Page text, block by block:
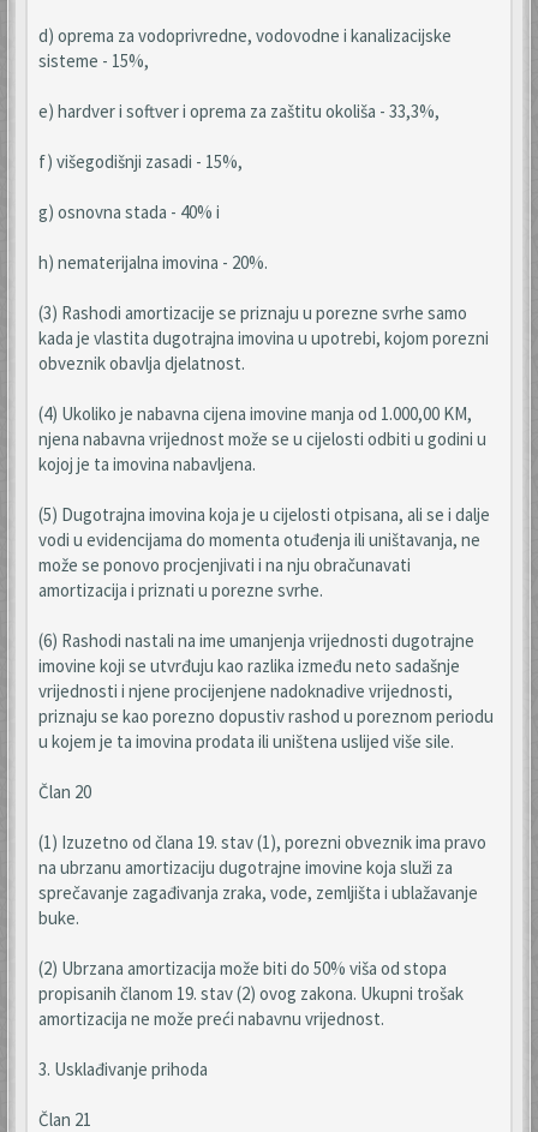
d) oprema za vodoprivredne, vodovodne i kanalizacijske
sisteme - 15%,
e) hardver i softver i oprema za zaštitu okoliša - 33,3%,
f) višegodišnji zasadi - 15%,
g) osnovna stada - 40% i
h) nematerijalna imovina - 20%.
(3) Rashodi amortizacije se priznaju u porezne svrhe samo
kada je vlastita dugotrajna imovina u upotrebi, kojom porezni
obveznik obavlja djelatnost.
(4) Ukoliko je nabavna cijena imovine manja od 1.000,00 KM,
njena nabavna vrijednost može se u cijelosti odbiti u godini u
kojoj je ta imovina nabavljena.
(5) Dugotrajna imovina koja je u cijelosti otpisana, ali se i dalje
vodi u evidencijama do momenta otuđenja ili uništavanja, ne
može se ponovo procjenjivati i na nju obračunavati
amortizacija i priznati u porezne svrhe.
(6) Rashodi nastali na ime umanjenja vrijednosti dugotrajne
imovine koji se utvrđuju kao razlika između neto sadašnje
vrijednosti i njene procijenjene nadoknadive vrijednosti,
priznaju se kao porezno dopustiv rashod u poreznom periodu
u kojem je ta imovina prodata ili uništena uslijed više sile.
Član 20
(1) Izuzetno od člana 19. stav (1), porezni obveznik ima pravo
na ubrzanu amortizaciju dugotrajne imovine koja služi za
sprečavanje zagađivanja zraka, vode, zemljišta i ublažavanje
buke.
(2) Ubrzana amortizacija može biti do 50% viša od stopa
propisanih članom 19. stav (2) ovog zakona. Ukupni trošak
amortizacija ne može preći nabavnu vrijednost.
3. Usklađivanje prihoda
Član 21